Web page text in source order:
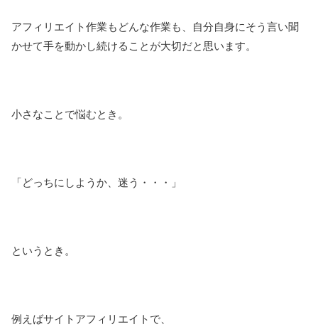
アフィリエイト作業もどんな作業も、自分自身にそう言い聞
かせて手を動かし続けることが大切だと思います。
小さなことで悩むとき。
「どっちにしようか、迷う・・・」
というとき。
例えばサイトアフィリエイトで、